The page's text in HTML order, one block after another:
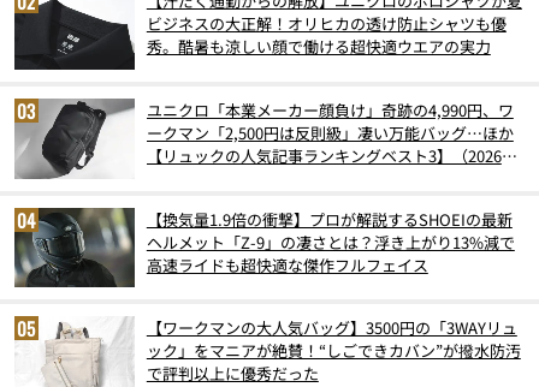
ビジネスの大正解！オリヒカの透け防止シャツも優
秀。酷暑も涼しい顔で働ける超快適ウエアの実力
ユニクロ「本業メーカー顔負け」奇跡の4,990円、ワ
ークマン「2,500円は反則級」凄い万能バッグ…ほか
【リュックの人気記事ランキングベスト3】（2026年
【換気量1.9倍の衝撃】プロが解説するSHOEIの最新
ヘルメット「Z-9」の凄さとは？浮き上がり13%減で
高速ライドも超快適な傑作フルフェイス
【ワークマンの大人気バッグ】3500円の「3WAYリュ
ック」をマニアが絶賛！“しごできカバン”が撥水防汚
で評判以上に優秀だった